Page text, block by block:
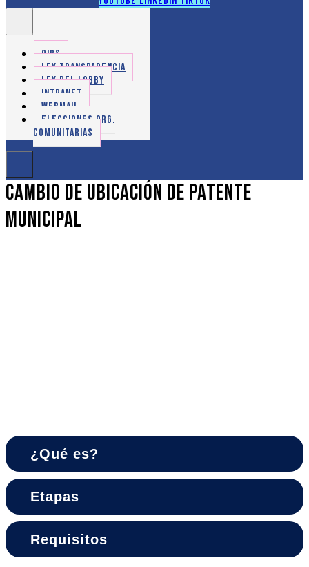
OIRS
LEY TRANSPARENCIA
LEY DEL LOBBY
INTRANET
WEBMAIL
ELECCIONES ORG.
COMUNITARIAS
Cambio de ubicación de patente
municipal
¿Qué es?
Etapas
Requisitos